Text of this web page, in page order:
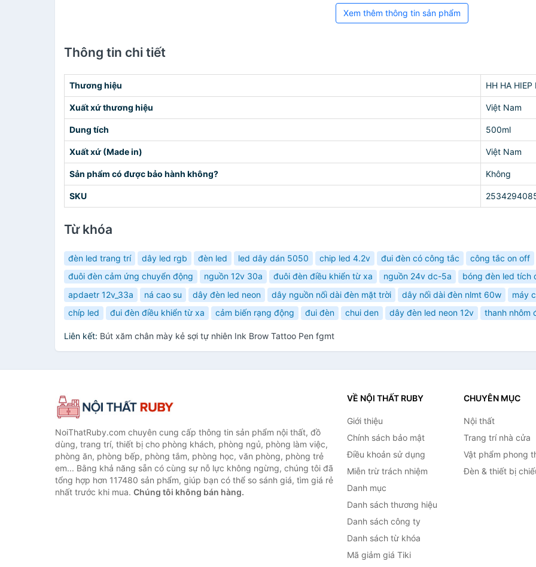
Xem thêm thông tin sản phẩm
Thông tin chi tiết
Thương hiệu HH HA HIEP
Xuất xứ thương hiệu Việt Nam
Dung tích 500ml
Xuất xứ (Made in) Việt Nam
Sản phẩm có được bảo hành không? Không
SKU
Từ khóa
đèn led trang trí dây led rgb đèn led led dây dán 5050 chip led 4.2v đui đèn có công tắc công tắc on off
đuôi đèn cảm ứng chuyển động
nguồn 12v 30a đuôi đèn điều khiển từ xa nguồn 24v dc-5a bóng đèn led tích
apdaetr 12v_33a
ná cao su dây đèn led neon dây nguồn nối dài đèn mặt trời dây nối dài đèn nlmt 60w máy
chíp led
đui đèn điều khiển từ xa cảm biến rạng động đui đèn chui den dây đèn led neon 12v thanh nhôm
Liên kết: Bút xăm chân mày kẻ sợi tự nhiên Ink Brow Tattoo Pen fgmt
NoiThatRuby.com chuyên cung cấp thông tin sản phẩm nội thất, đồ
dùng, trang trí, thiết bị cho phòng khách, phòng ngủ, phòng làm việc,
phòng ăn, phòng bếp, phòng tắm, phòng học, văn phòng, phòng trẻ
em... Bằng khả năng sẵn có cùng sự nỗ lực không ngừng, chúng tôi đã
tổng hợp hơn 117480 sản phẩm, giúp bạn có thể so sánh giá, tìm giá rẻ
nhất trước khi mua. Chúng tôi không bán hàng.
VỀ NỘI THẤT RUBY
Giới thiệu
Chính sách bảo mật
Điều khoản sử dụng
Miễn trừ trách nhiệm
Danh mục
Danh sách thương hiệu
Danh sách công ty
Danh sách từ khóa
Mã giảm giá Tiki
CHUYÊN MỤC
Nội thất
Trang trí nhà cửa
Vật phẩm phong
Đèn & thiết bị